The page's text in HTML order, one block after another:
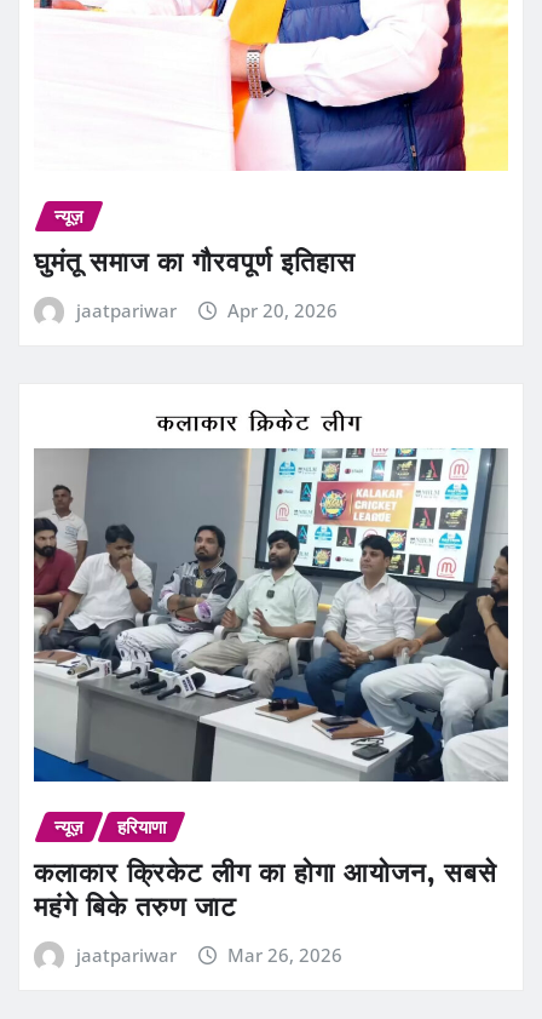
न्यूज़
घुमंतू समाज का गौरवपूर्ण इतिहास
jaatpariwar Apr 20, 2026
न्यूज़ हरियाणा
कलाकार क्रिकेट लीग का होगा आयोजन, सबसे
महंगे बिके तरुण जाट
jaatpariwar Mar 26, 2026